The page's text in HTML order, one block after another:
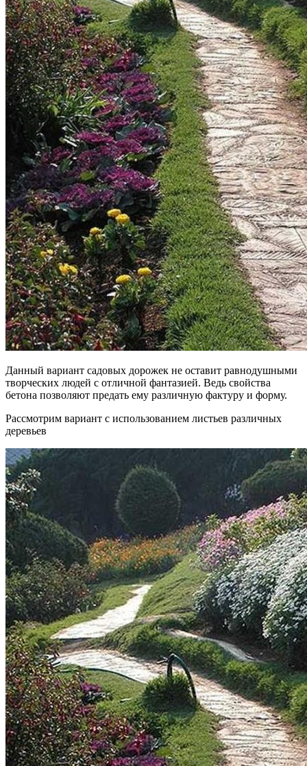
Данный вариант садовых дорожек не оставит равнодушными
творческих людей с отличной фантазией. Ведь свойства
бетона позволяют предать ему различную фактуру и форму.
Рассмотрим вариант с использованием листьев различных
деревьев